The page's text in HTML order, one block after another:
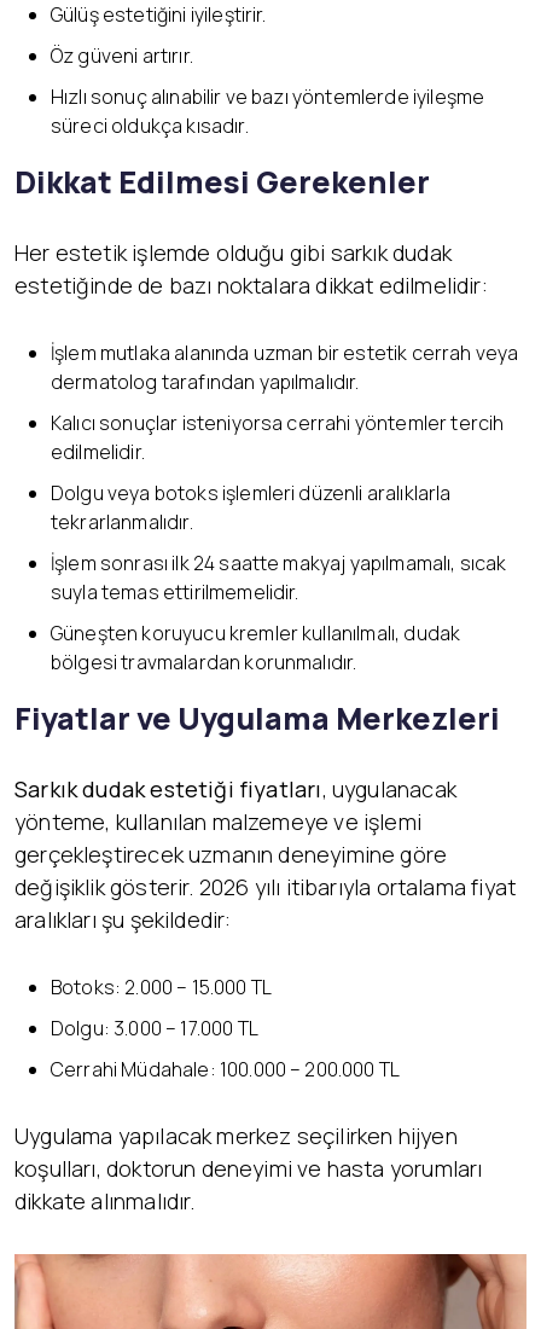
Gülüş estetiğini iyileştirir.
Öz güveni artırır.
Hızlı sonuç alınabilir ve bazı yöntemlerde iyileşme
süreci oldukça kısadır.
Dikkat Edilmesi Gerekenler
Her estetik işlemde olduğu gibi sarkık dudak
estetiğinde de bazı noktalara dikkat edilmelidir:
İşlem mutlaka alanında uzman bir estetik cerrah veya
dermatolog tarafından yapılmalıdır.
Kalıcı sonuçlar isteniyorsa cerrahi yöntemler tercih
edilmelidir.
Dolgu veya botoks işlemleri düzenli aralıklarla
tekrarlanmalıdır.
İşlem sonrası ilk 24 saatte makyaj yapılmamalı, sıcak
suyla temas ettirilmemelidir.
Güneşten koruyucu kremler kullanılmalı, dudak
bölgesi travmalardan korunmalıdır.
Fiyatlar ve Uygulama Merkezleri
Sarkık dudak estetiği fiyatları, uygulanacak
yönteme, kullanılan malzemeye ve işlemi
gerçekleştirecek uzmanın deneyimine göre
değişiklik gösterir. 2026 yılı itibarıyla ortalama fiyat
aralıkları şu şekildedir:
Botoks: 2.000 – 15.000 TL
Dolgu: 3.000 – 17.000 TL
Cerrahi Müdahale: 100.000 – 200.000 TL
Uygulama yapılacak merkez seçilirken hijyen
koşulları, doktorun deneyimi ve hasta yorumları
dikkate alınmalıdır.